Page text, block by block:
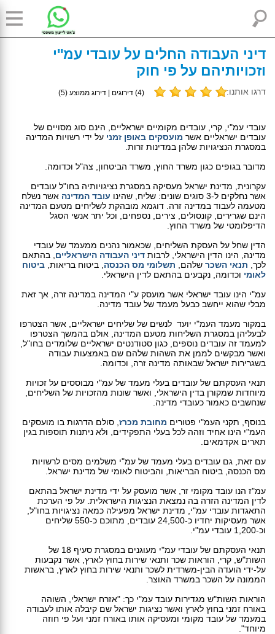
דיני העבודה החלים על עובדי עמ''י
וזכויותיהם על פי חוק
דרגו אותנו: (
4) דירוגים | דירוג ממוצע (5
)
עובדי עמ"י, קרי, עובדים מקומיים ישראליים, הינם סוג מסויים של
עובדים ישראליים אשר מועסקים באופן זמני על ידי רשויות המדינה
במסגרת הנציגויות שלהן במדינות זרות.
מדובר בגופים כגון משרד החוץ, משרד הביטחון, צה"ל וכדומה.
עקרונית, מדינת ישראל מעסיקה במסגרת נציגויותיה בחו"ל עובדים
אשר נחלקים ל-3 סוגים שונים: שליח, שהינו
עובד המדינה אשר נשלח
מטעמה לעבוד במדינה זרה. דוגמא מובהקת לשליחים מטעם המדינה
הינם שגרירים, קונסולים, צירים, נספחים, וכל יתר אנשי הסגל
הדיפלומטי של משרד החוץ.
הדין שחל על העסקת השליחים, שכאמור נהנים ממעמד של עובדי
מדינה, הינו הדין הישראלי, לרבות דיני העבודה הישראליים , בהתאם
לכך, תנאי השכר שלהם, תשלומי מס הכנסה , ביטוח בריאות, ביטוח
לאומי וכדומה, נקבעים בהתאם לדין הישראלי.
עמ"י הינו עובד ישראלי אשר מועסק ע"י המדינה במדינה זרה, אך זאת
מבלי שהוא ייחשב כבעל מעמד של עובד מדינה.
במקור מעמד העמ"י יועד לנשים של שליחים ישראליים, אשר הצטרפו
לבעליהן במסגרת השליחות מטעם המדינה, אולם בהמשך הצטרפו
למעמד זה עובדים נוספים, כגון סטודנטים ישראליים שלומדים בחו"ל,
ואשר מבקשים לממן את השהות שלהם שם באמצעות עבודה
בשגרירות ישראל שבאותה מדינה זרה, וכדומה.
תנאי העסקתם של עובדים בעלי מעמד של עמ"י מבוססים על זכויות
מיוחדות שמקורן בדין הישראלי, ואשר שונות מהזכויות של השליחים,
שנחשבים כאמור כעובדי מדינה.
בנוסף, תקני העמ"י פטורים מחובת מכרז , סולם הדרגות בו מועסקים
העמ"י הינו אחיד וזהה לכל בעלי התפקידים, ולא ניתנות תוספות בגין
תארים אקדמאים.
עם זאת, גם עובדים בעלי מעמד של עמ"י משלמים מסים לרשויות
מס הכנסה, ביטוח הבריאות, והביטוח לאומי של מדינת ישראל.
עמ"ז הנו עובד מקומי זר, אשר מועסק על ידי מדינת ישראל בהתאם
לדין המדינה הזרה בה נמצאת הנציגות הישראלית. על פי הערכת
התאגדות עובדי עמ"י, מדינת ישראל מפעילה כמאה נציגויות בחו"ל,
אשר מעסיקות יחדיו כ-24,500 עובדים, מתוכם כ-550 שליחים
וכ-1,200 עובדי עמ"י.
תנאי העסקתם של עובדי עמ"י מעוגנים במסגרת סעיף 18 של
השות"ש, קרי, הוראות שכר ותנאי שירות בחוץ לארץ, אשר נקבעות
על-ידי הועדה הבין-משרדית לשכר ותנאי שירות בחוץ לארץ, בראשות
הממונה על השכר במשרד האוצר.
הוראות השות"ש מגדירות עובד עמ"י כך: "אזרח ישראלי, השוהה
באורח זמני בחוץ לארץ ואשר נציגות ישראל שם קיבלה אותו לעבודה
במעמד של עובד מקומי ומעסיקה אותו באורח זמני ועל פי חוזה
מיוחד".